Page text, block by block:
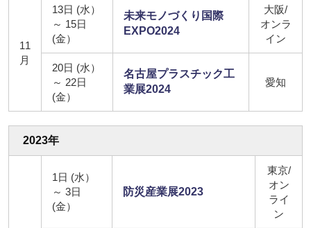
11
月
13日 (水）
～ 15日
(金）
未来モノづくり国際
EXPO2024
大阪/
オンラ
イン
20日 (水）
～ 22日
(金）
名古屋プラスチック工
業展2024
愛知
2023年
1日 (水）
～ 3日
(金）
防災産業展2023
東京/
オン
ライ
ン